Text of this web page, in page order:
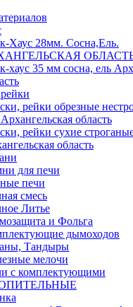
Хаус 28мм. Сосна,Ель.
хаус 35 мм сосна, ель
рейки обрезные
область
рейки сухие
область
для печи
печи
смесь
Литье
и Фольга
дымоходов
Тандыры
мелочи
с комплектующими